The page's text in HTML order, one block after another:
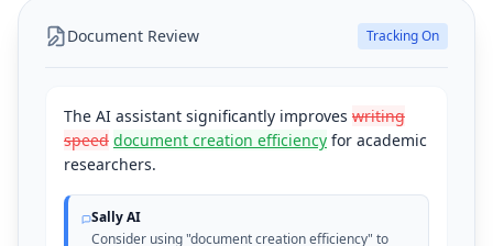
Document Review Tracking On
The AI assistant significantly improves writing
speed document creation efficiency for academic
researchers.
Sally AI
Consider using "document creation efficiency" to